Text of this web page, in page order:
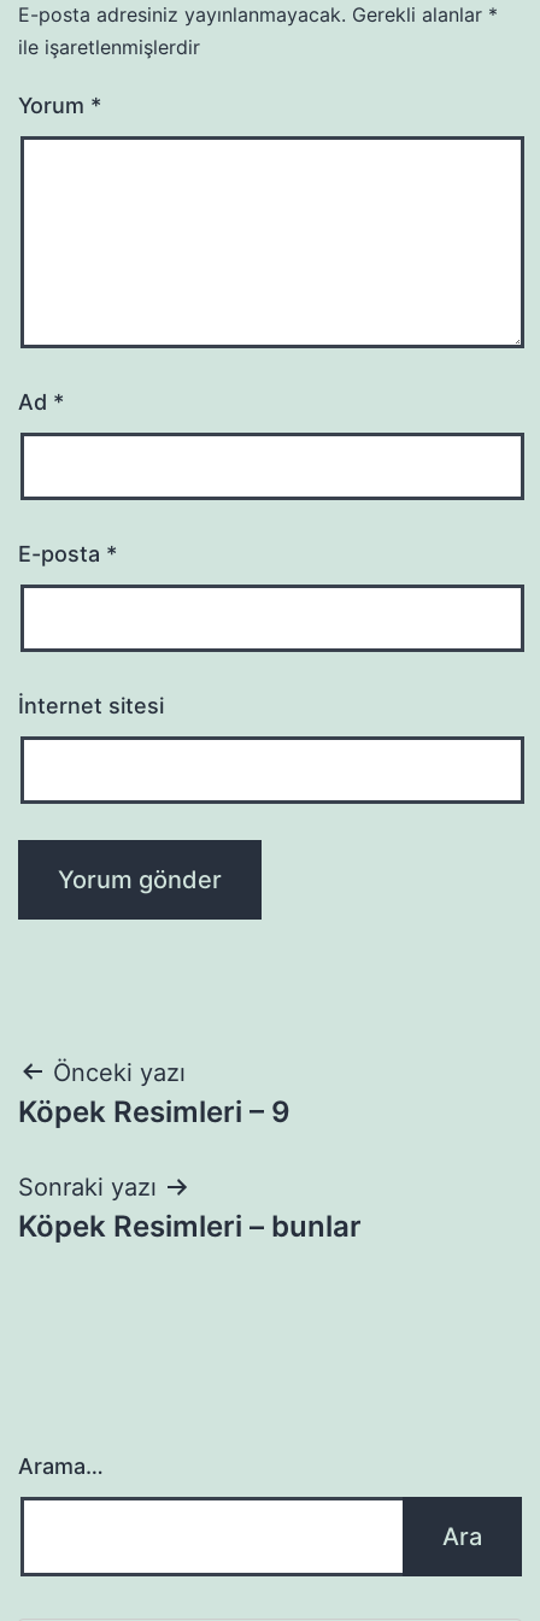
E-posta adresiniz yayınlanmayacak. Gerekli alanlar *
ile işaretlenmişlerdir
Yorum *
Ad *
E-posta *
İnternet sitesi
Yazı
gezinmesi
Önceki yazı
Köpek Resimleri – 9
Sonraki yazı
Köpek Resimleri – bunlar
Arama…